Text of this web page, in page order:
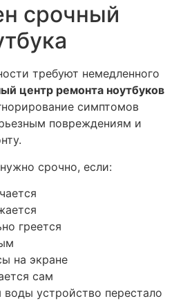
срочный
требуют немедленного
центр ремонта ноутбуков
симптомов
повреждениям и
срочно, если:
греется
на экране
сам
воды устройство перестало